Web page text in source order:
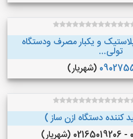
و یکبار مصرف ودستگاه
تولی...
(شهریار)
کننده دستگاه ازن ساز )